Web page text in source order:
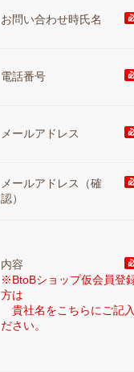
お問い合わせ時氏名
電話番号
メールアドレス
メールアドレス（確
認）
内容
※BtoBショップ仮会員登
方は
貴社名をこちらにご記入
ださい。